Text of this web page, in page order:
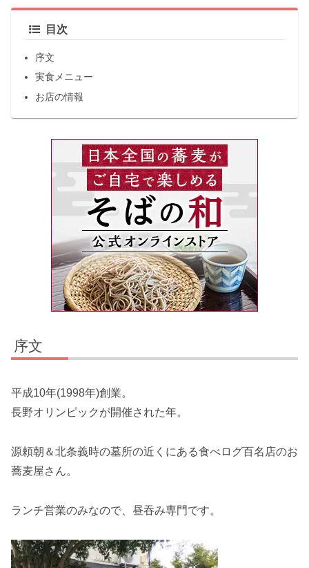
目次
序文
実食メニュー
お店の情報
序文
平成10年(1998年)創業。
長野オリンピックが開催された年。
源頼朝＆北条義時の墓所の近くにある食べログ百名店のお
蕎麦屋さん。
ランチ営業のみなので、昼吞み専門です。